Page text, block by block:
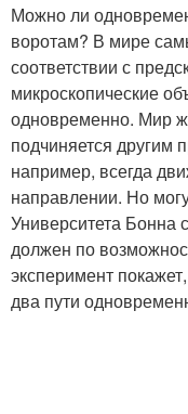
Можно ли
воротам? В мире
соответствии с
микроскопические
одновременно. Мир
подчиняется другим
например, всегда
направлении. Но
Университета Бонна
должен по
эксперимент
два пути